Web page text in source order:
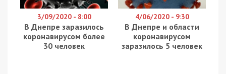
3/09/2020 - 8:00
В Днепре заразилось
коронавирусом более
30 человек
4/06/2020 - 9:30
В Днепре и области
коронавирусом
заразилось 5 человек